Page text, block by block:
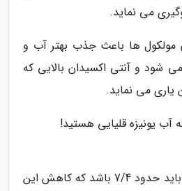
می نماید.
ها باعث جذب بهتر آب و
شود و آنتی اکسیدان بالایی که
یاری می نماید.
یونیزه قلیایی هستید!
PH بدن در حالت نرمال باید حدود 7/4 باشد که کاهش این